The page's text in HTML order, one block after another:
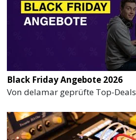
Black Friday Angebote 2026
Von delamar geprüfte Top-Deals